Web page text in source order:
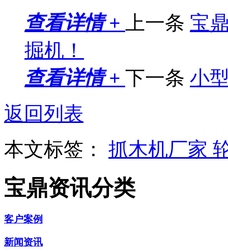
查看详情 +
上一条 宝
掘机！
查看详情 + 下一条 小
返回列表
本文标签： 抓木机厂家
宝鼎资讯分类
客户案例
新闻资讯